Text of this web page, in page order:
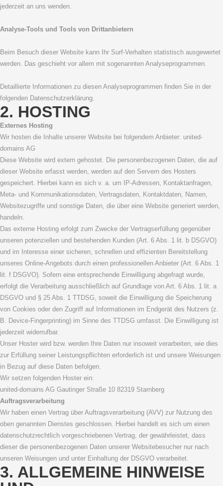
jederzeit an uns wenden.
Analyse-Tools und Tools von Drittanbietern
Beim Besuch dieser Website kann Ihr Surf-Verhalten statistisch ausgewertet
werden. Das geschieht vor allem mit sogenannten Analyseprogrammen.
Detaillierte Informationen zu diesen Analyseprogrammen finden Sie in der
folgenden Datenschutzerklärung.
2. HOSTING
Externes Hosting
Wir hosten die Inhalte unserer Website bei folgendem Anbieter: united-
domains AG
Diese Website wird extern gehostet. Die personenbezogenen Daten, die auf
dieser Website erfasst werden, werden auf den Servern des Hosters
gespeichert. Hierbei kann es sich v. a. um IP-Adressen, Kontaktanfragen,
Meta- und Kommunikationsdaten, Vertragsdaten, Kontaktdaten, Namen,
Websitezugriffe und sonstige Daten, die über eine Website generiert werden,
handeln.
Das externe Hosting erfolgt zum Zwecke der Vertragserfüllung gegenüber
unseren potenziellen und bestehenden Kunden (Art. 6 Abs. 1 lit. b DSGVO)
und im Interesse einer sicheren, schnellen und effizienten Bereitstellung
unseres Online-Angebots durch einen professionellen Anbieter (Art. 6 Abs. 1
lit. f DSGVO). Sofern eine entsprechende Einwilligung abgefragt wurde,
erfolgt die Verarbeitung ausschließlich auf Grundlage von Art. 6 Abs. 1 lit. a
DSGVO und § 25 Abs. 1 TTDSG, soweit die Einwilligung die Speicherung
von Cookies oder den Zugriff auf Informationen im Endgerät des Nutzers (z.
B. Device-Fingerprinting) im Sinne des TTDSG umfasst. Die Einwilligung ist
jederzeit widerrufbar.
Unser Hoster wird bzw. werden Ihre Daten nur insoweit verarbeiten, wie dies
zur Erfüllung seiner Leistungspflichten erforderlich ist und unsere Weisungen
in Bezug auf diese Daten befolgen.
Wir setzen folgenden Hoster ein:
united-domains AG Gautinger Straße 10 82319 Starnberg
Auftragsverarbeitung
Wir haben einen Vertrag über Auftragsverarbeitung (AVV) zur Nutzung des
oben genannten Dienstes geschlossen. Hierbei handelt es sich um einen
datenschutzrechtlich vorgeschriebenen Vertrag, der gewährleistet, dass
dieser die personenbezogenen Daten unserer Websitebesucher nur nach
unseren Weisungen und unter Einhaltung der DSGVO verarbeitet.
3. ALLGEMEINE HINWEISE